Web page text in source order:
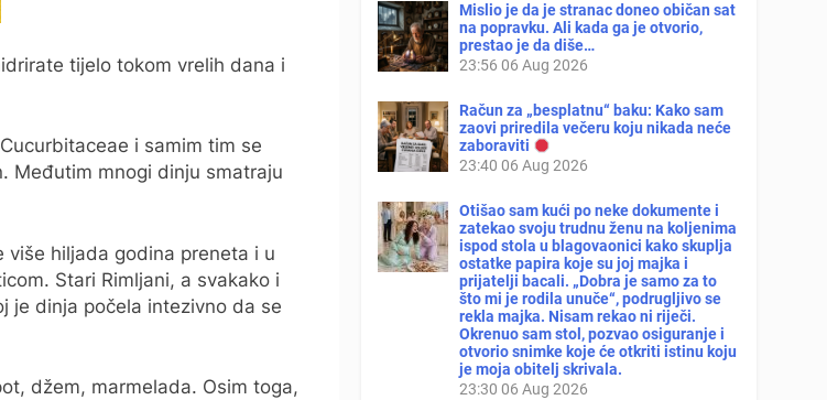
tijelo tokom vrelih dana i
i samim tim se
Međutim mnogi dinju smatraju
više hiljada godina preneta i u
Stari Rimljani, a svakako i
je dinja počela intezivno da se
džem, marmelada. Osim toga,
Mislio je da je stranac doneo običan sat
na popravku. Ali kada ga je otvorio,
prestao je da diše…
23:56 06 Aug 2026
Račun za „besplatnu“ baku: Kako sam
zaovi priredila večeru koju nikada neće
zaboraviti
23:40 06 Aug 2026
Otišao sam kući po neke dokumente i
zatekao svoju trudnu ženu na koljenima
ispod stola u blagovaonici kako skuplja
ostatke papira koje su joj majka i
prijatelji bacali. „Dobra je samo za to
što mi je rodila unuče“, podrugljivo se
rekla majka. Nisam rekao ni riječi.
Okrenuo sam stol, pozvao osiguranje i
otvorio snimke koje će otkriti istinu koju
je moja obitelj skrivala.
23:30 06 Aug 2026